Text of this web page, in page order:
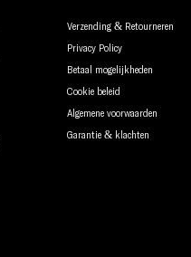
to
Verzending & Retourneren
Privacy Policy
Betaal mogelijkheden
Cookie beleid
Algemene voorwaarden
Garantie & klachten